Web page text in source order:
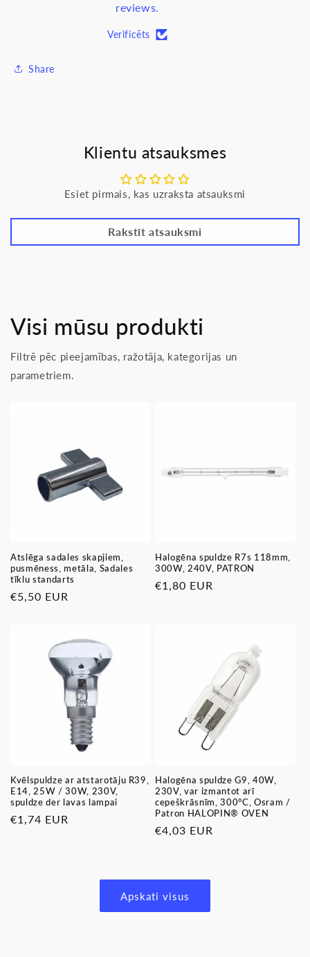
reviews.
Verificēts
Share
Klientu atsauksmes
Esiet pirmais, kas uzraksta atsauksmi
Rakstīt atsauksmi
Visi mūsu produkti
Filtrē pēc pieejamības, ražotāja, kategorijas un
parametriem.
Atslēga sadales skapjiem,
pusmēness, metāla, Sadales
tīklu standarts
Parastā
€5,50 EUR
Halogēna spuldze R7s 118mm,
300W, 240V, PATRON
Parastā
€1,80 EUR
Kvēlspuldze ar atstarotāju R39,
E14, 25W / 30W, 230V,
spuldze der lavas lampai
Parastā
€1,74 EUR
Halogēna spuldze G9, 40W,
230V, var izmantot arī
cepeškrāsnīm, 300°C, Osram /
Patron HALOPIN® OVEN
Parastā
€4,03 EUR
Apskati visus